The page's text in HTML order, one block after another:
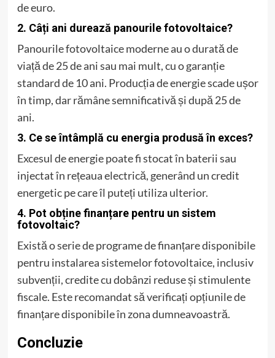
de euro.
2. Câți ani durează panourile fotovoltaice?
Panourile fotovoltaice moderne au o durată de
viață de 25 de ani sau mai mult, cu o garanție
standard de 10 ani. Producția de energie scade ușor
în timp, dar rămâne semnificativă și după 25 de
ani.
3. Ce se întâmplă cu energia produsă în exces?
Excesul de energie poate fi stocat în baterii sau
injectat în rețeaua electrică, generând un credit
energetic pe care îl puteți utiliza ulterior.
4. Pot obține finanțare pentru un sistem
fotovoltaic?
Există o serie de programe de finanțare disponibile
pentru instalarea sistemelor fotovoltaice, inclusiv
subvenții, credite cu dobânzi reduse și stimulente
fiscale. Este recomandat să verificați opțiunile de
finanțare disponibile în zona dumneavoastră.
Concluzie